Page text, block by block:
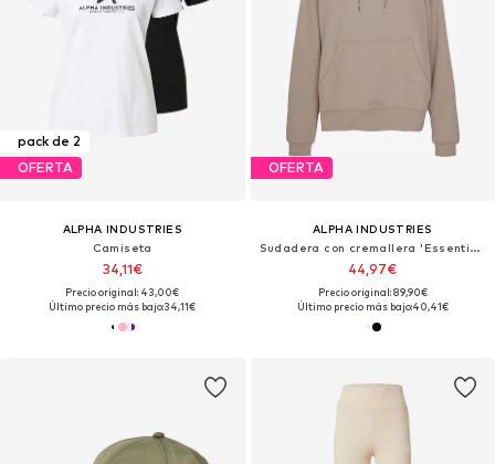
pack de 2
OFERTA
ALPHA INDUSTRIES
Camiseta
34,11€
Precio original: 43,00€
Último precio más bajo:34,11€
OFERTA
ALPHA INDUSTRIES
Sudadera con cremallera 'Essentials'
44,97€
Precio original: 89,90€
Último precio más bajo:40,41€